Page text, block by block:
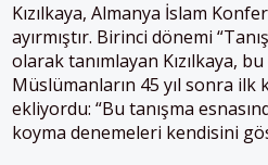
Kızılkaya, Almanya İslam
ayırmıştır. Birinci dönemi
olarak tanımlayan Kızılkaya,
Müslümanların 45 yıl sonra ilk
ekliyordu: “Bu tanışma
koyma denemeleri kendisini